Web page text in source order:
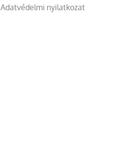
Adatvédelmi nyilatkozat